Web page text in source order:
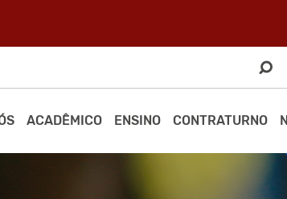
ACADÊMICO ENSINO CONTRATURNO